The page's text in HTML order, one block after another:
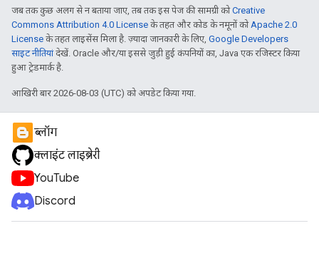
जब तक कुछ अलग से न बताया जाए, तब तक इस पेज की सामग्री कोCreative
Commons Attribution 4.0 License के तहत और कोड के नमूनों कोApache 2.0
License के तहत लाइसेंस मिला है. ज़्यादा जानकारी के लिए, Google Developers
साइट नीतियांदेखें. Oracle और/या इससे जुड़ी हुई कंपनियों का, Java एक रजिस्टर किया
हुआ ट्रेडमार्क है.
आखिरी बार 2026-08-03 (UTC) को अपडेट किया गया.
ब्लॉग
क्लाइंट लाइब्रेरी
YouTube
Discord